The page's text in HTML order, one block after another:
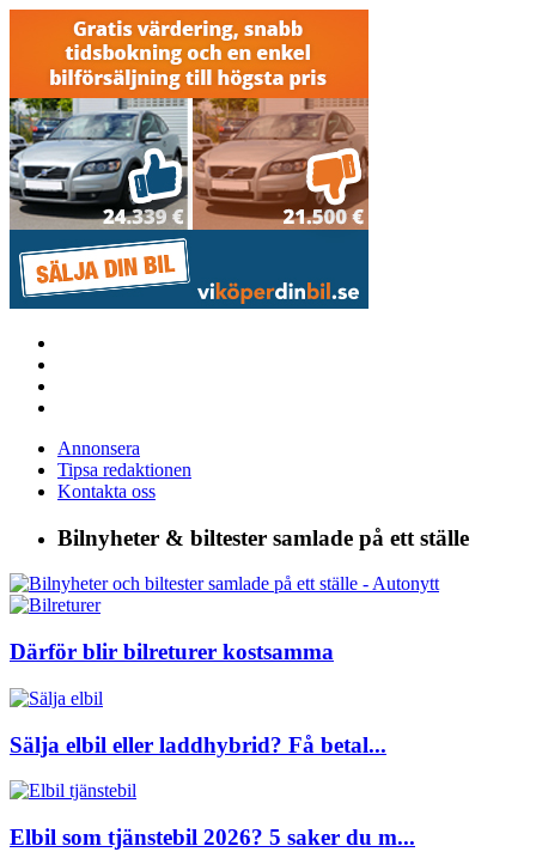
Annonsera
Tipsa redaktionen
Kontakta oss
Bilnyheter & biltester samlade på ett ställe
Därför blir bilreturer kostsamma
Sälja elbil eller laddhybrid? Få betal...
Elbil som tjänstebil 2026? 5 saker du m...